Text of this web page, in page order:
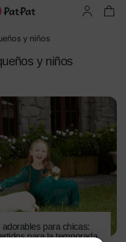
y niños
y niños
para chicas:
para la temporada